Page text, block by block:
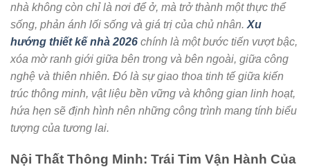
nhà không còn chỉ là nơi để ở, mà trở thành một thực thể
sống, phản ánh lối sống và giá trị của chủ nhân. Xu
hướng thiết kế nhà 2026 chính là một bước tiến vượt bậc,
xóa mờ ranh giới giữa bên trong và bên ngoài, giữa công
nghệ và thiên nhiên. Đó là sự giao thoa tinh tế giữa kiến
trúc thông minh, vật liệu bền vững và không gian linh hoạt,
hứa hẹn sẽ định hình nên những công trình mang tính biểu
tượng của tương lai.
Nội Thất Thông Minh: Trái Tim Vận Hành Của